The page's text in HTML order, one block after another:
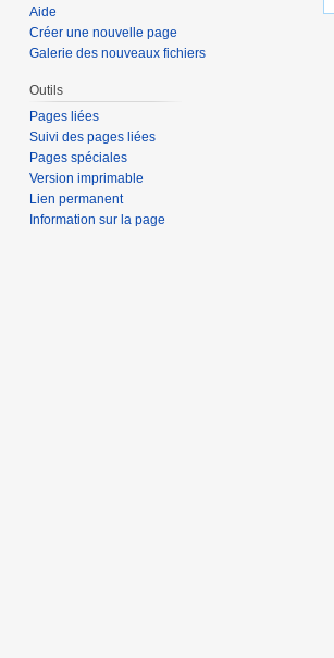
Aide
Créer une nouvelle page
Galerie des nouveaux fichiers
Outils
Pages liées
Suivi des pages liées
Pages spéciales
Version imprimable
Lien permanent
Information sur la page